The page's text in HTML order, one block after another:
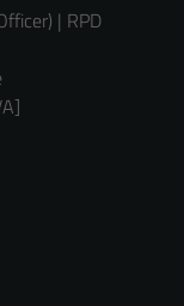
| RPD